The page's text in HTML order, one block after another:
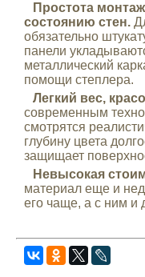
Простота
состоянию стен.
обязательно
панели
металлический
помощи степлера.
Легкий вес,
современным
смотрятся
глубину цвета
защищает
Невысокая
материал еще и
его чаще, а с ним и
УАЗ
Дополнительные